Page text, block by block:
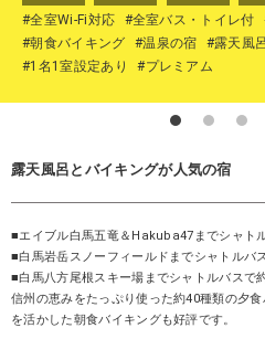
#全室Wi-Fi対応
#全室バス・トイレ付
#朝食バイキング
#温泉の宿 #露天風
#1名1室設定あり
#プレミアム
露天風呂とバイキングが人気の宿
■エイブル白馬五竜＆Hakuba47までシャト
■白馬岩岳スノーフィールドまでシャトルバ
■白馬八方尾根スキー場までシャトルバスで
信州の恵みをたっぷり使った約40種類の夕
を活かした朝食バイキングも好評です。